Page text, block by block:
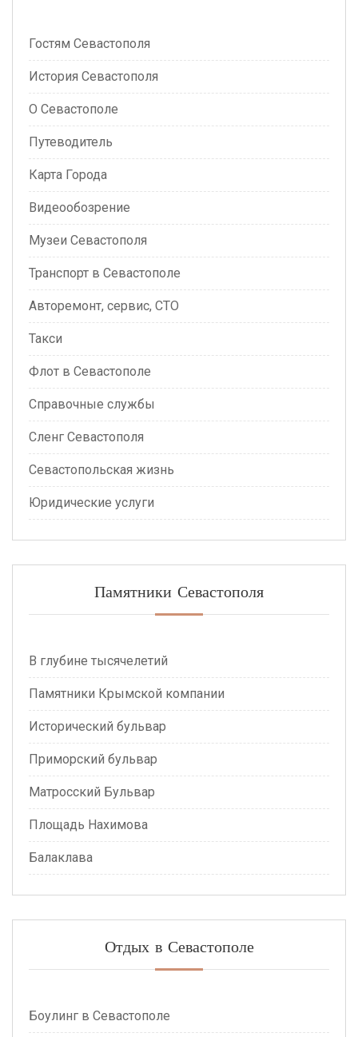
Гостям Севастополя
История Севастополя
О Севастополе
Путеводитель
Карта Города
Видеообозрение
Музеи Севастополя
Транспорт в Севастополе
Авторемонт, сервис, СТО
Такси
Флот в Севастополе
Справочные службы
Сленг Севастополя
Севастопольская жизнь
Юридические услуги
Памятники Севастополя
В глубине тысячелетий
Памятники Крымской компании
Исторический бульвар
Приморский бульвар
Матросский Бульвар
Площадь Нахимова
Балаклава
Отдых в Севастополе
Боулинг в Севастополе